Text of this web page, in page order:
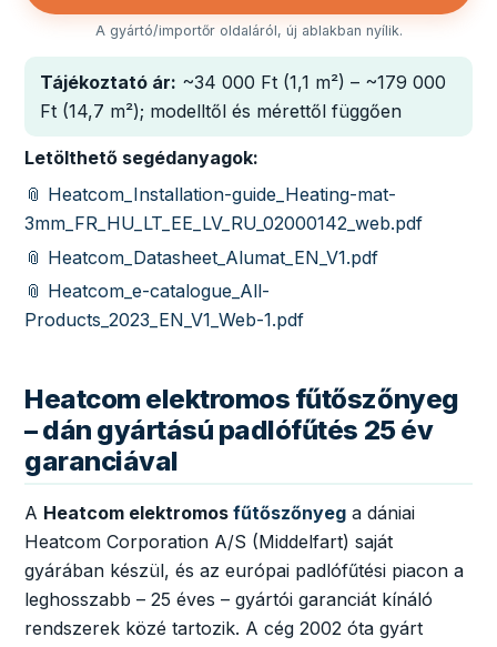
A gyártó/importőr oldaláról, új ablakban nyílik.
Tájékoztató ár: ~34 000 Ft (1,1 m²) – ~179 000
Ft (14,7 m²); modelltől és mérettől függően
Letölthető segédanyagok:
📎 Heatcom_Installation-guide_Heating-mat-
3mm_FR_HU_LT_EE_LV_RU_02000142_web.pdf
📎 Heatcom_Datasheet_Alumat_EN_V1.pdf
📎 Heatcom_e-catalogue_All-
Products_2023_EN_V1_Web-1.pdf
Heatcom elektromos fűtőszőnyeg
– dán gyártású padlófűtés 25 év
garanciával
A Heatcom elektromos fűtőszőnyeg a dániai
Heatcom Corporation A/S (Middelfart) saját
gyárában készül, és az európai padlófűtési piacon a
leghosszabb – 25 éves – gyártói garanciát kínáló
rendszerek közé tartozik. A cég 2002 óta gyárt